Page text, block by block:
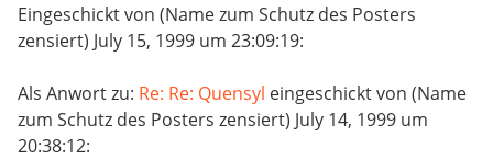
Eingeschickt von (Name zum Schutz des Posters
zensiert) July 15, 1999 um 23:09:19:
Als Anwort zu: Re: Re: Quensyl eingeschickt von (Name
zum Schutz des Posters zensiert) July 14, 1999 um
20:38:12: